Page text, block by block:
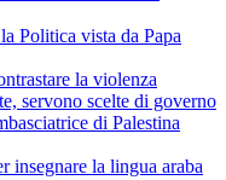
Politica vista da Papa
la violenza
servono scelte di governo
di Palestina
insegnare la lingua araba